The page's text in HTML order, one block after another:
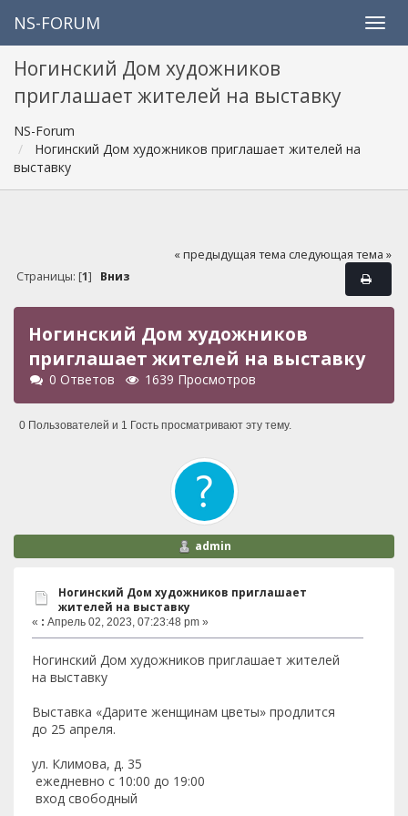
NS-FORUM
Ногинский Дом художников
приглашает жителей на выставку
NS-Forum
Ногинский Дом художников приглашает жителей на
выставку
« предыдущая тема следующая тема »
Страницы: [1] Вниз
Ногинский Дом художников
приглашает жителей на выставку
0 Ответов 1639 Просмотров
0 Пользователей и 1 Гость просматривают эту тему.
admin
Ногинский Дом художников приглашает
жителей на выставку
« : Апрель 02, 2023, 07:23:48 pm »
Ногинский Дом художников приглашает жителей
на выставку
Выставка «Дарите женщинам цветы» продлится
до 25 апреля.
ул. Климова, д. 35
ежедневно с 10:00 до 19:00
вход свободный